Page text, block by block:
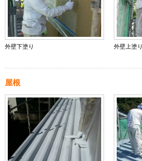
外壁下塗り 外壁上塗り
屋根